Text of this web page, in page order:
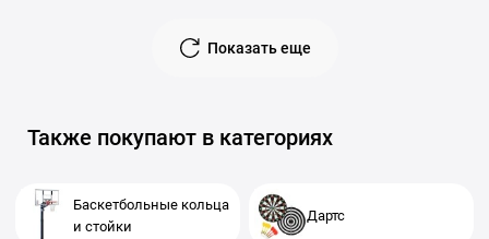
Показать еще
Также покупают в категориях
Баскетбольные кольца
и стойки
Дартс